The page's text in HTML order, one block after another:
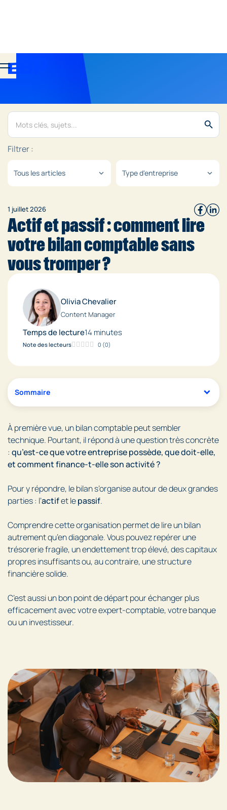
Filtrer :
Tous les articles expand_more Type d'entreprise expand_more
search
1 juillet 2026
Actif et passif : comment lire
votre bilan comptable sans
vous tromper ?
Olivia Chevalier
Content Manager
Temps de lecture14 minutes
Note des lecteurs 0 (0)
Sommaire
À première vue, un bilan comptable peut sembler
technique. Pourtant, il répond à une question très concrète
: qu’est-ce que votre entreprise possède, que doit-elle,
et comment finance-t-elle son activité ?
Pour y répondre, le bilan s’organise autour de deux grandes
parties : l’actifet lepassif.
Comprendre cette organisation permet de lire un bilan
autrement qu’en diagonale. Vous pouvez repérer une
trésorerie fragile, un endettement trop élevé, des capitaux
propres insuffisants ou, au contraire, une structure
financière solide.
C’est aussi un bon point de départ pour échanger plus
efficacement avec votre expert-comptable, votre banque
ou un investisseur.